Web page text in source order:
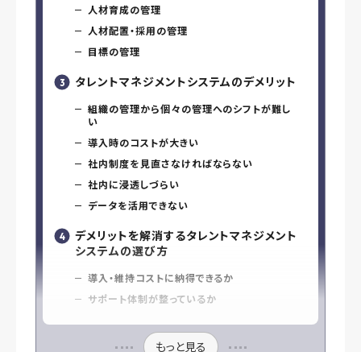
人材育成の管理
人材配置・採用の管理
目標の管理
タレントマネジメントシステムのデメリット
組織の管理から個々の管理へのシフトが難し
い
導入時のコストが大きい
社内制度を見直さなければならない
社内に浸透しづらい
データを活用できない
デメリットを解消するタレントマネジメント
システムの選び方
導入・維持コストに納得できるか
サポート体制が整っているか
もっと見る